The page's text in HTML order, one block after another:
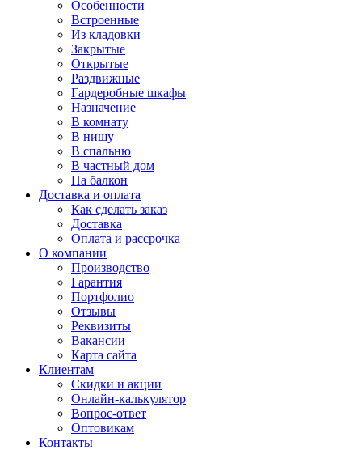
Особенности
Встроенные
Из кладовки
Закрытые
Открытые
Раздвижные
Гардеробные шкафы
Назначение
В комнату
В нишу
В спальню
В частный дом
На балкон
Доставка и оплата
Как сделать заказ
Доставка
Оплата и рассрочка
О компании
Производство
Гарантия
Портфолио
Отзывы
Реквизиты
Вакансии
Карта сайта
Клиентам
Скидки и акции
Онлайн-калькулятор
Вопрос-ответ
Оптовикам
Контакты